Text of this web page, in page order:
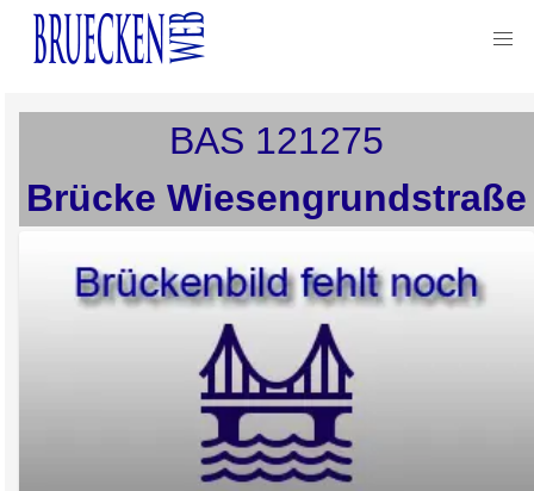
BAS 121275
Brücke Wiesengrundstraße